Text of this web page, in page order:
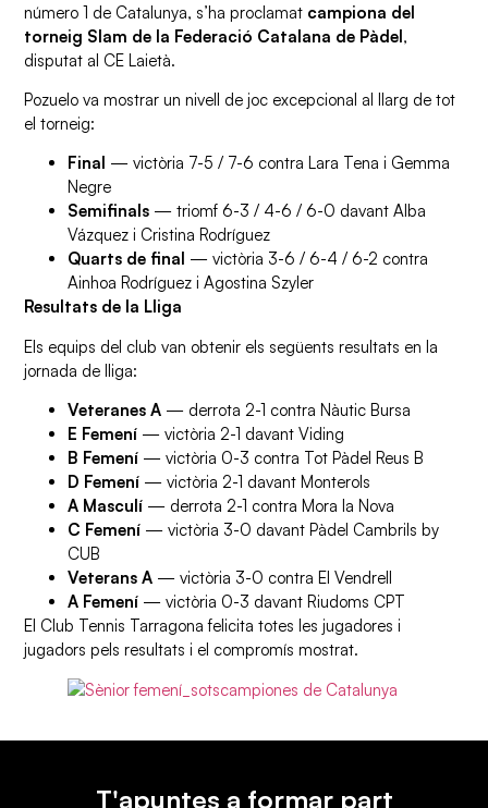
número 1 de Catalunya, s’ha proclamat campiona del
torneig Slam de la Federació Catalana de Pàdel,
disputat al CE Laietà.
Pozuelo va mostrar un nivell de joc excepcional al llarg de tot
el torneig:
Final — victòria 7-5 / 7-6 contra Lara Tena i Gemma
Negre
Semifinals — triomf 6-3 / 4-6 / 6-0 davant Alba
Vázquez i Cristina Rodríguez
Quarts de final — victòria 3-6 / 6-4 / 6-2 contra
Ainhoa Rodríguez i Agostina Szyler
Resultats de la Lliga
Els equips del club van obtenir els següents resultats en la
jornada de lliga:
Veteranes A — derrota 2-1 contra Nàutic Bursa
E Femení — victòria 2-1 davant Viding
B Femení — victòria 0-3 contra Tot Pàdel Reus B
D Femení — victòria 2-1 davant Monterols
A Masculí — derrota 2-1 contra Mora la Nova
C Femení — victòria 3-0 davant Pàdel Cambrils by
CUB
Veterans A — victòria 3-0 contra El Vendrell
A Femení — victòria 0-3 davant Riudoms CPT
El Club Tennis Tarragona felicita totes les jugadores i
jugadors pels resultats i el compromís mostrat.
T'apuntes a formar part